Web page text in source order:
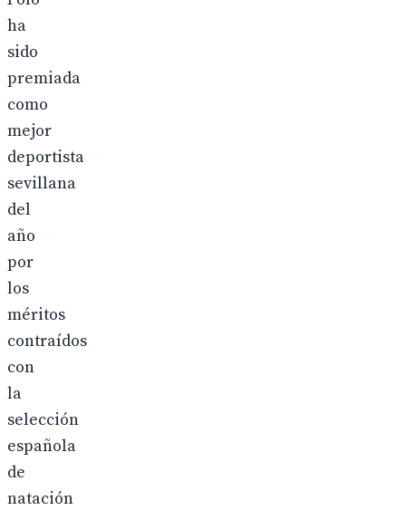
ha
sido
premiada
como
mejor
deportista
sevillana
del
año
por
los
méritos
contraídos
con
la
selección
española
de
natación